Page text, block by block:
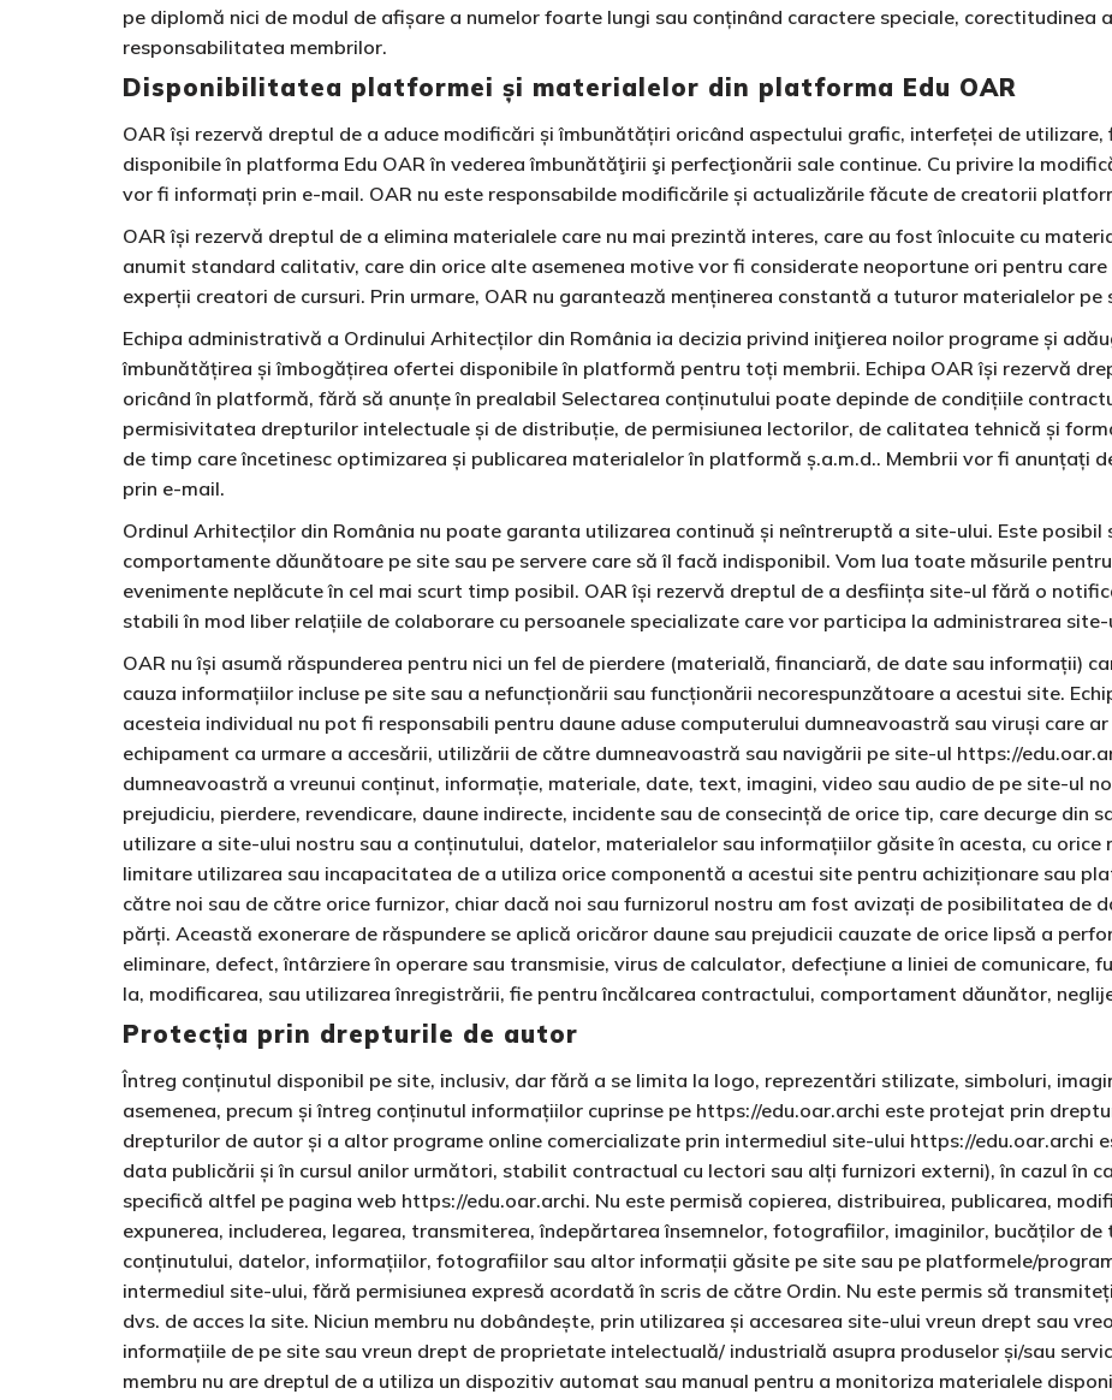
pe diplomă nici de modul de afișare a numelor foarte lungi sau conținând caractere speciale,
responsabilitatea membrilor.
Disponibilitatea platformei și materialelor din platforma Edu OAR
OAR își rezervă dreptul de a aduce modificări și îmbunătățiri oricând aspectului grafic, interfeței de
disponibile în platforma Edu OAR în vederea îmbunătăţirii şi perfecţionării sale continue. Cu privire la
vor fi informați prin e-mail. OAR nu este responsabilde modificările și actualizările făcute de creatorii
OAR își rezervă dreptul de a elimina materialele care nu mai prezintă interes, care au fost înlocuite cu
anumit standard calitativ, care din orice alte asemenea motive vor fi considerate neoportune ori pentru
experții creatori de cursuri. Prin urmare, OAR nu garantează menținerea constantă a tuturor materialelor pe
Echipa administrativă a Ordinului Arhitecților din România ia decizia privind iniţierea noilor programe și
îmbunătățirea și îmbogățirea ofertei disponibile în platformă pentru toți membrii. Echipa OAR își rezervă
oricând în platformă, fără să anunțe în prealabil Selectarea conținutului poate depinde de condițiile
permisivitatea drepturilor intelectuale și de distribuție, de permisiunea lectorilor, de calitatea tehnică și
de timp care încetinesc optimizarea și publicarea materialelor în platformă ș.a.m.d.. Membrii vor fi anunțați
prin e-mail.
Ordinul Arhitecților din România nu poate garanta utilizarea continuă și neîntreruptă a site-ului. Este
comportamente dăunătoare pe site sau pe servere care să îl facă indisponibil. Vom lua toate măsurile
evenimente neplăcute în cel mai scurt timp posibil. OAR își rezervă dreptul de a desființa site-ul fără o
stabili în mod liber relațiile de colaborare cu persoanele specializate care vor participa la administrarea
OAR nu își asumă răspunderea pentru nici un fel de pierdere (materială, financiară, de date sau informații)
cauza informațiilor incluse pe site sau a nefuncționării sau funcționării necorespunzătoare a acestui site.
acesteia individual nu pot fi responsabili pentru daune aduse computerului dumneavoastră sau viruși care
echipament ca urmare a accesării, utilizării de către dumneavoastră sau navigării pe site-ul https://
dumneavoastră a vreunui conținut, informație, materiale, date, text, imagini, video sau audio de pe site-ul
prejudiciu, pierdere, revendicare, daune indirecte, incidente sau de consecință de orice tip, care decurge din
utilizare a site-ului nostru sau a conținutului, datelor, materialelor sau informațiilor găsite în acesta, cu orice
limitare utilizarea sau incapacitatea de a utiliza orice componentă a acestui site pentru achiziționare sau
către noi sau de către orice furnizor, chiar dacă noi sau furnizorul nostru am fost avizați de posibilitatea de
părți. Această exonerare de răspundere se aplică oricăror daune sau prejudicii cauzate de orice lipsă a
eliminare, defect, întârziere în operare sau transmisie, virus de calculator, defecțiune a liniei de comunicare,
la, modificarea, sau utilizarea înregistrării, fie pentru încălcarea contractului, comportament dăunător,
Protecția prin drepturile de autor
Întreg conținutul disponibil pe site, inclusiv, dar fără a se limita la logo, reprezentări stilizate, simboluri,
asemenea, precum și întreg conținutul informațiilor cuprinse pe https://edu.oar.archi este protejat prin
drepturilor de autor și a altor programe online comercializate prin intermediul site-ului https://edu.oar.archi
data publicării și în cursul anilor următori, stabilit contractual cu lectori sau alți furnizori externi), în cazul în
specifică altfel pe pagina web https://edu.oar.archi. Nu este permisă copierea, distribuirea, publicarea,
expunerea, includerea, legarea, transmiterea, îndepărtarea însemnelor, fotografiilor, imaginilor, bucăților
conținutului, datelor, informațiilor, fotografiilor sau altor informații găsite pe site sau pe platformele/
intermediul site-ului, fără permisiunea expresă acordată în scris de către Ordin. Nu este permis să
dvs. de acces la site. Niciun membru nu dobândește, prin utilizarea și accesarea site-ului vreun drept sau
informațiile de pe site sau vreun drept de proprietate intelectuală/ industrială asupra produselor și/sau
membru nu are dreptul de a utiliza un dispozitiv automat sau manual pentru a monitoriza materialele